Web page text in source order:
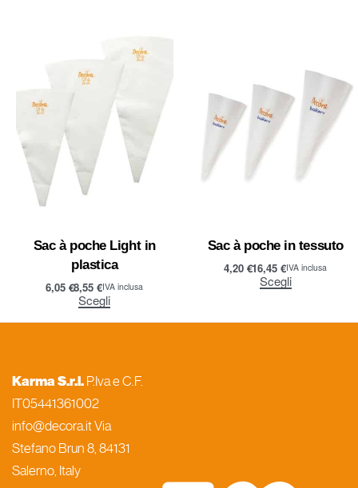
Sac à poche Light in
plastica
6,05€8,55€IVA inclusa
Scegli
Sac à poche in tessuto
4,20€16,45€IVA inclusa
Scegli
Karma S.r.l. P.Iva e C.F.
IT05441361002
info@decora.it Via
Stefano Brun 8, 84131
Salerno, Italy